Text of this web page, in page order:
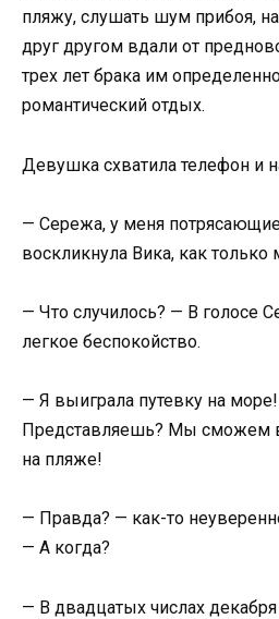
пляжу, слушать шум прибоя,
друг другом вдали от
трех лет брака им
романтический отдых.
Девушка схватила телефон и
— Сережа, у меня
воскликнула Вика, как только
— Что случилось? — В голосе
легкое беспокойство.
— Я выиграла путевку на
Представляешь? Мы сможем
на пляже!
— Правда? — как-то
— А когда?
— В двадцатых числах